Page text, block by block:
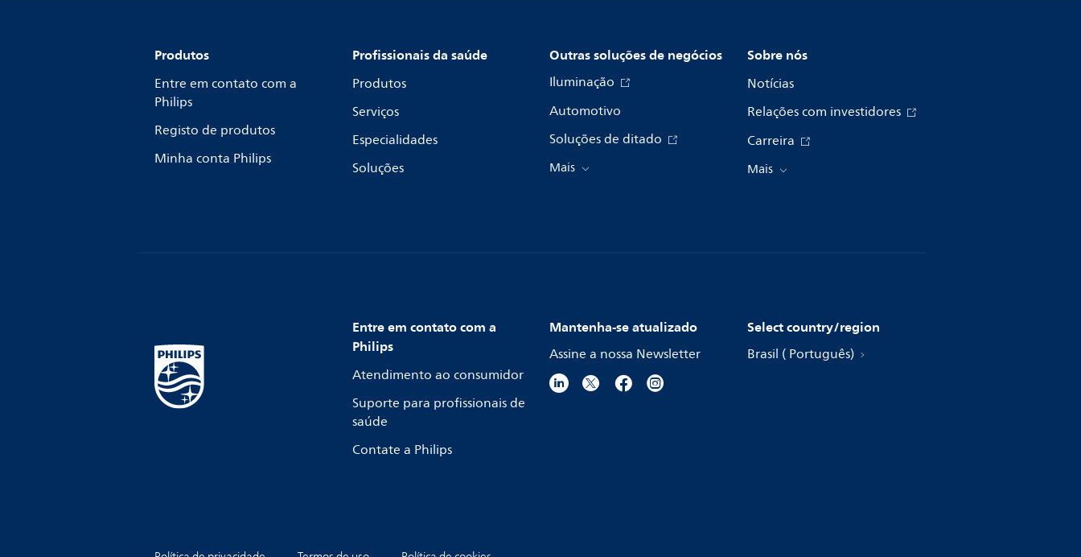
Produtos
Entre em contato com a
Philips
Registo de produtos
Minha conta Philips
Profissionais da saúde
Produtos
Serviços
Especialidades
Soluções
Outras soluções de negócios
Iluminação
Automotivo
Soluções de ditado
Mais
Sobre nós
Notícias
Relações com investidores
Carreira
Mais
Entre em contato com a
Philips
Atendimento ao consumidor
Suporte para profissionais de
saúde
Contate a Philips
Mantenha-se atualizado
Assine a nossa Newsletter
Select country/region
Brasil ( Português)